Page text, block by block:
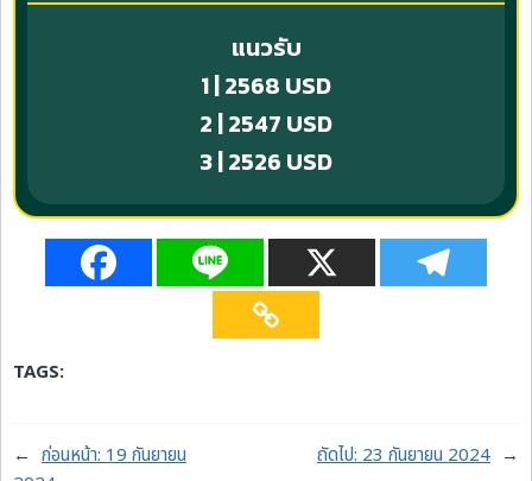
แนวรับ
1 | 2568 USD
2 | 2547 USD
3 | 2526 USD
TAGS:
← ก่อนหน้า:19 กันยายน
ถัดไป:23 กันยายน 2024 →